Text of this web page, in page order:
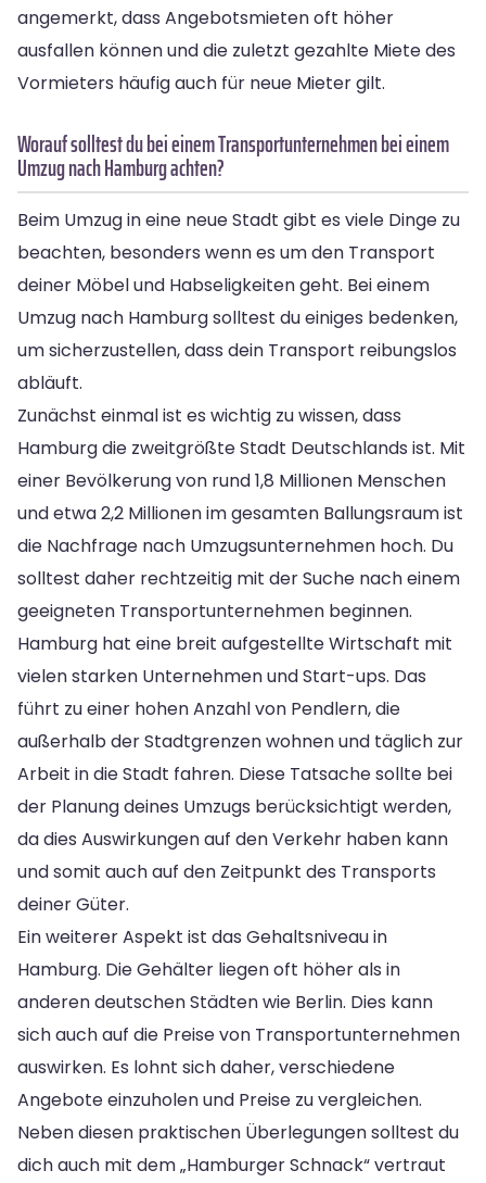
angemerkt, dass Angebotsmieten oft höher
ausfallen können und die zuletzt gezahlte Miete des
Vormieters häufig auch für neue Mieter gilt.
Worauf solltest du bei einem Transportunternehmen bei einem
Umzug nach Hamburg achten?
Beim Umzug in eine neue Stadt gibt es viele Dinge zu
beachten, besonders wenn es um den Transport
deiner Möbel und Habseligkeiten geht. Bei einem
Umzug nach Hamburg solltest du einiges bedenken,
um sicherzustellen, dass dein Transport reibungslos
abläuft.
Zunächst einmal ist es wichtig zu wissen, dass
Hamburg die zweitgrößte Stadt Deutschlands ist. Mit
einer Bevölkerung von rund 1,8 Millionen Menschen
und etwa 2,2 Millionen im gesamten Ballungsraum ist
die Nachfrage nach Umzugsunternehmen hoch. Du
solltest daher rechtzeitig mit der Suche nach einem
geeigneten Transportunternehmen beginnen.
Hamburg hat eine breit aufgestellte Wirtschaft mit
vielen starken Unternehmen und Start-ups. Das
führt zu einer hohen Anzahl von Pendlern, die
außerhalb der Stadtgrenzen wohnen und täglich zur
Arbeit in die Stadt fahren. Diese Tatsache sollte bei
der Planung deines Umzugs berücksichtigt werden,
da dies Auswirkungen auf den Verkehr haben kann
und somit auch auf den Zeitpunkt des Transports
deiner Güter.
Ein weiterer Aspekt ist das Gehaltsniveau in
Hamburg. Die Gehälter liegen oft höher als in
anderen deutschen Städten wie Berlin. Dies kann
sich auch auf die Preise von Transportunternehmen
auswirken. Es lohnt sich daher, verschiedene
Angebote einzuholen und Preise zu vergleichen.
Neben diesen praktischen Überlegungen solltest du
dich auch mit dem „Hamburger Schnack“ vertraut